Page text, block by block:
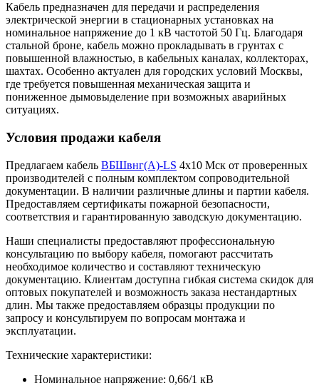
Кабель предназначен для передачи и распределения
электрической энергии в стационарных установках на
номинальное напряжение до 1 кВ частотой 50 Гц. Благодаря
стальной броне, кабель можно прокладывать в грунтах с
повышенной влажностью, в кабельных каналах, коллекторах,
шахтах. Особенно актуален для городских условий Москвы,
где требуется повышенная механическая защита и
пониженное дымовыделение при возможных аварийных
ситуациях.
Условия продажи кабеля
Предлагаем кабель ВБШвнг(А)-LS 4х10 Мск от проверенных
производителей с полным комплектом сопроводительной
документации. В наличии различные длины и партии кабеля.
Предоставляем сертификаты пожарной безопасности,
соответствия и гарантированную заводскую документацию.
Наши специалисты предоставляют профессиональную
консультацию по выбору кабеля, помогают рассчитать
необходимое количество и составляют техническую
документацию. Клиентам доступна гибкая система скидок для
оптовых покупателей и возможность заказа нестандартных
длин. Мы также предоставляем образцы продукции по
запросу и консультируем по вопросам монтажа и
эксплуатации.
Технические характеристики:
Номинальное напряжение: 0,66/1 кВ